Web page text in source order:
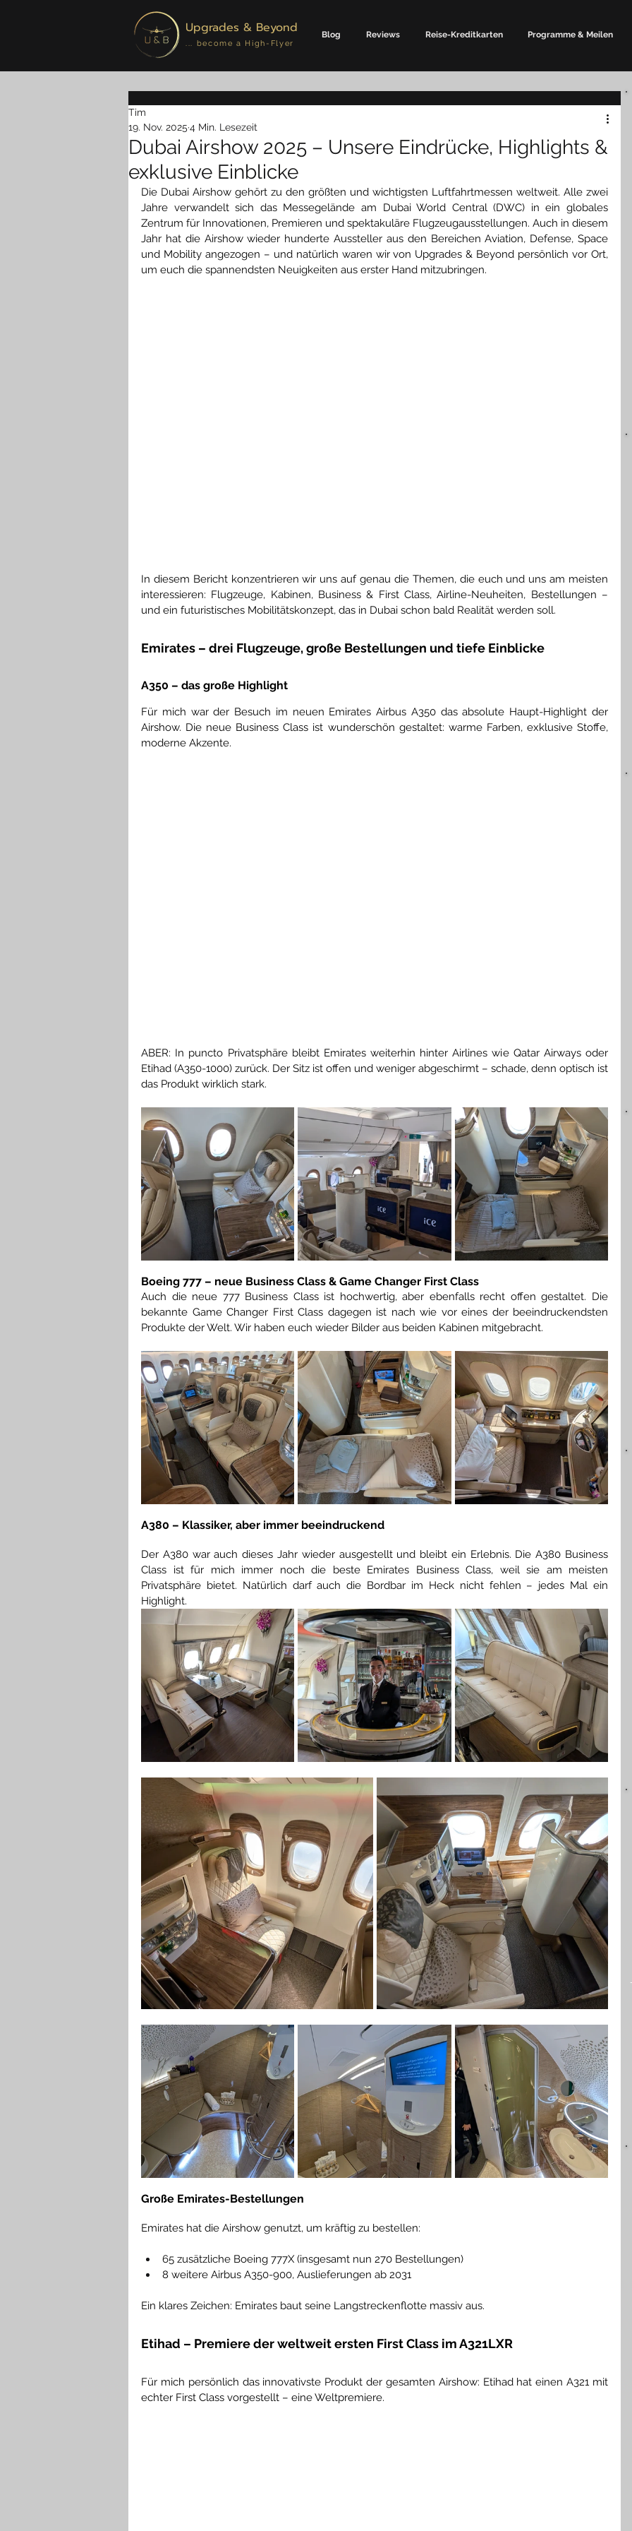
Upgrades & Beyond
... become a High-Flyer
Blog Reviews Reise-Kreditkarten Programme & Meilen
Dubai Airshow 2025 – Unsere Eindrücke, Highlights &
exklusive Einblicke
Tim
19. Nov. 2025 4 Min. Lesezeit
Die Dubai Airshow gehört zu den größten und wichtigsten Luftfahrtmessen weltweit. Alle zwei
Jahre verwandelt sich das Messegelände am Dubai World Central (DWC) in ein globales
Zentrum für Innovationen, Premieren und spektakuläre Flugzeugausstellungen. Auch in diesem
Jahr hat die Airshow wieder hunderte Aussteller aus den Bereichen Aviation, Defense, Space
und Mobility angezogen – und natürlich waren wir von Upgrades & Beyond persönlich vor Ort,
um euch die spannendsten Neuigkeiten aus erster Hand mitzubringen.
In diesem Bericht konzentrieren wir uns auf genau die Themen, die euch und uns am meisten
interessieren: Flugzeuge, Kabinen, Business & First Class, Airline-Neuheiten, Bestellungen –
und ein futuristisches Mobilitätskonzept, das in Dubai schon bald Realität werden soll.
Emirates – drei Flugzeuge, große Bestellungen und tiefe Einblicke
A350 – das große Highlight
Für mich war der Besuch im neuen Emirates Airbus A350 das absolute Haupt-Highlight der
Airshow. Die neue Business Class ist wunderschön gestaltet: warme Farben, exklusive Stoffe,
moderne Akzente.
ABER: In puncto Privatsphäre bleibt Emirates weiterhin hinter Airlines wie Qatar Airways oder
Etihad (A350-1000) zurück. Der Sitz ist offen und weniger abgeschirmt – schade, denn optisch ist
das Produkt wirklich stark.
Boeing 777 – neue Business Class & Game Changer First Class
Auch die neue 777 Business Class ist hochwertig, aber ebenfalls recht offen gestaltet. Die
bekannte Game Changer First Class dagegen ist nach wie vor eines der beeindruckendsten
Produkte der Welt. Wir haben euch wieder Bilder aus beiden Kabinen mitgebracht.
A380 – Klassiker, aber immer beeindruckend
Der A380 war auch dieses Jahr wieder ausgestellt und bleibt ein Erlebnis. Die A380 Business
Class ist für mich immer noch die beste Emirates Business Class, weil sie am meisten
Privatsphäre bietet. Natürlich darf auch die Bordbar im Heck nicht fehlen – jedes Mal ein
Highlight.
Große Emirates-Bestellungen
Emirates hat die Airshow genutzt, um kräftig zu bestellen:
65 zusätzliche Boeing 777X (insgesamt nun 270 Bestellungen)
8 weitere Airbus A350-900, Auslieferungen ab 2031
Ein klares Zeichen: Emirates baut seine Langstreckenflotte massiv aus.
Etihad – Premiere der weltweit ersten First Class im A321LXR
Für mich persönlich das innovativste Produkt der gesamten Airshow: Etihad hat einen A321 mit
echter First Class vorgestellt – eine Weltpremiere.